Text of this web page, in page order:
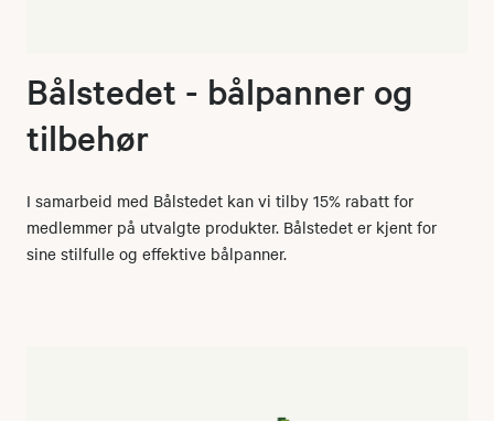
Bålstedet - bålpanner og
tilbehør
I samarbeid med Bålstedet kan vi tilby 15% rabatt for
medlemmer på utvalgte produkter. Bålstedet er kjent for
sine stilfulle og effektive bålpanner.